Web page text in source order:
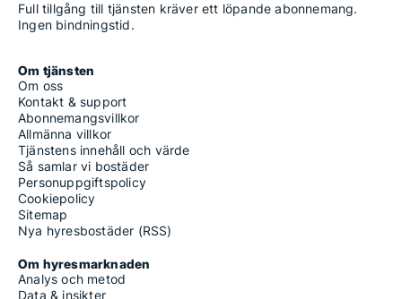
Full tillgång till tjänsten kräver ett löpande abonnemang.
Ingen bindningstid.
Om tjänsten
Om oss
Kontakt & support
Abonnemangsvillkor
Allmänna villkor
Tjänstens innehåll och värde
Så samlar vi bostäder
Personuppgiftspolicy
Cookiepolicy
Sitemap
Nya hyresbostäder (RSS)
Om hyresmarknaden
Analys och metod
Data & insikter